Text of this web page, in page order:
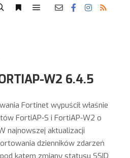
W2 6.4.5
Fortinet wypuścił właśnie
FortiAP-S i FortiAP-W2 o
najnowszej aktualizacji
dzienników zdarzeń